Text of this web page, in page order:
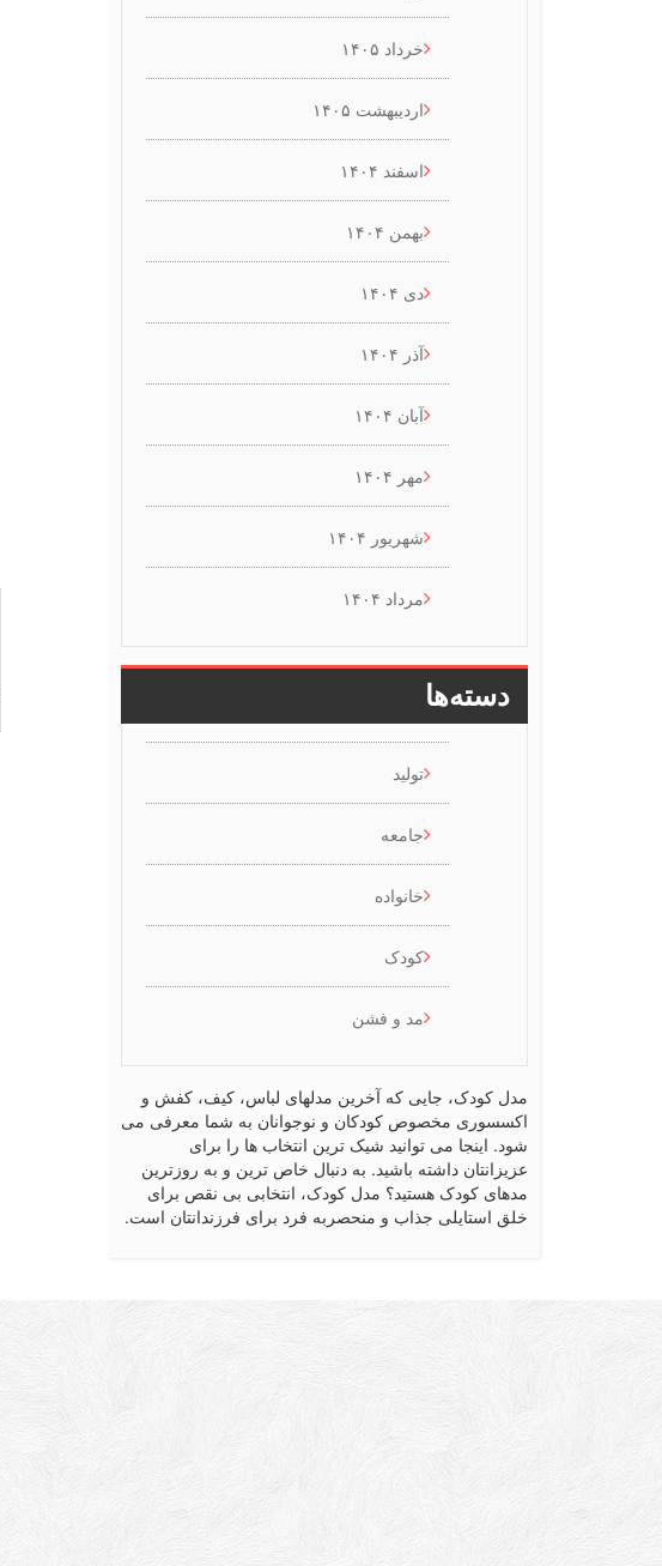
خرداد ۱۴۰۵
اردیبهشت ۱۴۰۵
اسفند ۱۴۰۴
بهمن ۱۴۰۴
دی ۱۴۰۴
آذر ۱۴۰۴
آبان ۱۴۰۴
مهر ۱۴۰۴
شهریور ۱۴۰۴
مرداد ۱۴۰۴
دسته‌ها
تولید
جامعه
خانواده
کودک
مد و فشن
مدل کودک، جایی که آخرین مدلهای لباس، کیف، کفش و
اکسسوری مخصوص کودکان و نوجوانان به شما معرفی می
شود. اینجا می توانید شیک ترین انتخاب ها را برای
عزیزانتان داشته باشید. به دنبال خاص ترین و به روزترین
مدهای کودک هستید؟ مدل کودک، انتخابی بی نقص برای
خلق استایلی جذاب و منحصربه فرد برای فرزندانتان است.